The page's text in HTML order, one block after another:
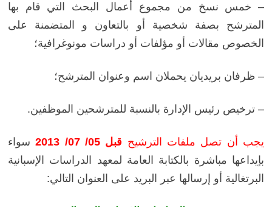
– خمس نسخ من مجموع أعمال البحث التي قام بها
المترشح بصفة شخصية أو بالتعاون و المتضمنة على
الخصوص مقالات أو مؤلفات أو دراسات مونوغرافية؛
– ظرفان بريديان يحملان اسم وعنوان المترشح؛
– ترخيص رئيس الإدارة بالنسبة للمترشحين الموظفين.
يجب أن تصل ملفات الترشيح قبل 05/ 07/ 2013
سواء
بإيداعها مباشرة بالكتابة العامة لمعهد الدراسات الإسبانية
البرتغالية أو إرسالها عبر البريد على العنوان التالي: